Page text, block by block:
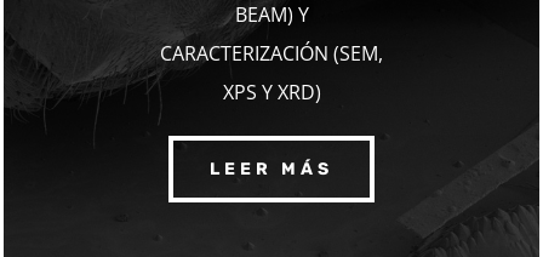
BEAM) Y
CARACTERIZACIÓN (SEM,
XPS Y XRD)
LEER MÁS